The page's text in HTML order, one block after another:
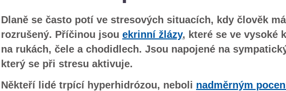
Dlaně se často potí ve stresových situacích, kdy člověk
rozrušený. Příčinou jsou ekrinní žlázy, které se ve vysoké
na rukách, čele a chodidlech. Jsou napojené na
který se při stresu aktivuje.
Někteří lidé trpící hyperhidrózou, neboli nadměrným